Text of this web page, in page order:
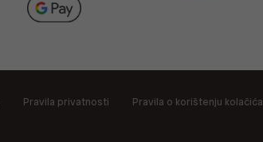
Pravila privatnosti
Pravila o korištenju kolačića